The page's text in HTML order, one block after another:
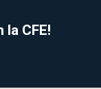
la CFE!